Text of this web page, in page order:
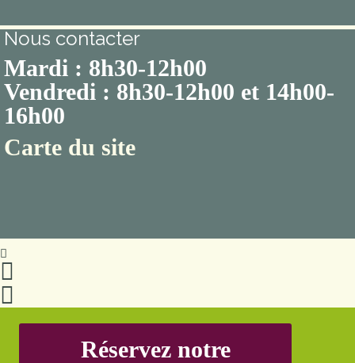
Nous contacter
Mardi : 8h30-12h00
Vendredi : 8h30-12h00 et 14h00-
16h00
Carte du site
Réservez notre